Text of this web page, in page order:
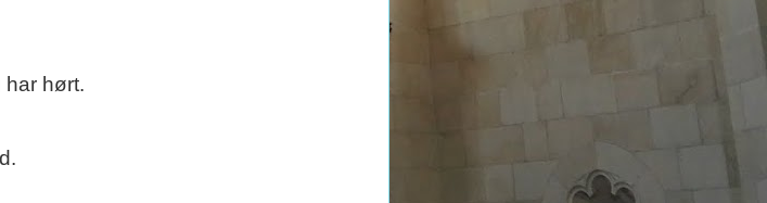
hørt.